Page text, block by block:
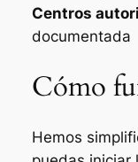
Centros
documentada
Cómo
Hemos